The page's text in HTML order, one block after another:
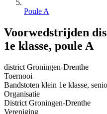
Poule A
Voorwedstrijden
1e klasse, poule A
district Groningen-Drenthe
Toernooi
Bandstoten klein 1e klasse,
Organisatie
District Groningen-Drenthe
Vereniging